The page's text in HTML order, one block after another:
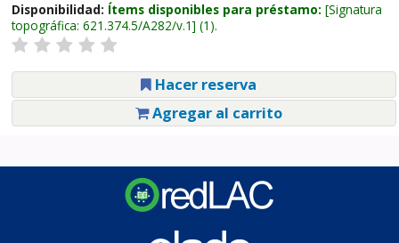
Disponibilidad: Ítems disponibles para préstamo: Signatura
topográfica: 621.374.5/A282/v.1 (1).
Hacer reserva
Agregar al carrito